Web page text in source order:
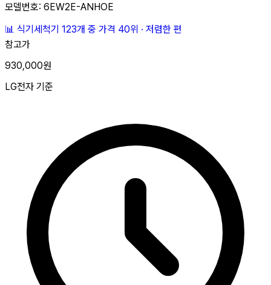
모델번호: 6EW2E-ANHOE
📊 식기세척기 123개 중 가격 40위 · 저렴한 편
참고가
930,000원
LG전자 기준